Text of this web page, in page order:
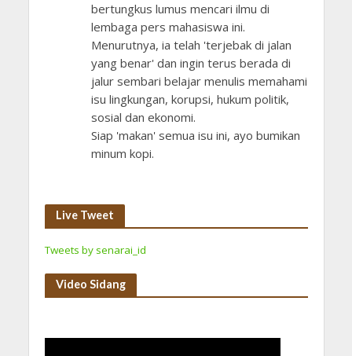
bertungkus lumus mencari ilmu di
lembaga pers mahasiswa ini.
Menurutnya, ia telah 'terjebak di jalan
yang benar' dan ingin terus berada di
jalur sembari belajar menulis memahami
isu lingkungan, korupsi, hukum politik,
sosial dan ekonomi.
Siap 'makan' semua isu ini, ayo bumikan
minum kopi.
Live Tweet
Tweets by senarai_id
Video Sidang